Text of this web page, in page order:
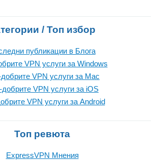
/ Топ избор
публикации в Блога
VPN услуги за Windows
VPN услуги за Mac
VPN услуги за iOS
VPN услуги за Android
Топ ревюта
ExpressVPN Mнения